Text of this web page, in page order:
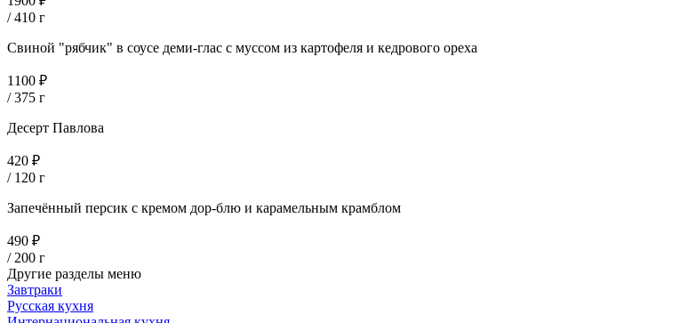
/ 410 г
Свиной "рябчик" в соусе деми-глас с муссом из картофеля и кедрового ореха
1100 ₽
/ 375 г
Десерт Павлова
420 ₽
/ 120 г
Запечённый персик с кремом дор-блю и карамельным крамблом
490 ₽
/ 200 г
Другие разделы меню
Завтраки
Русская кухня